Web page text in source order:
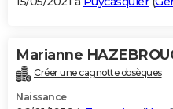
Marianne
Créer une cagnotte obsèques
Naissance